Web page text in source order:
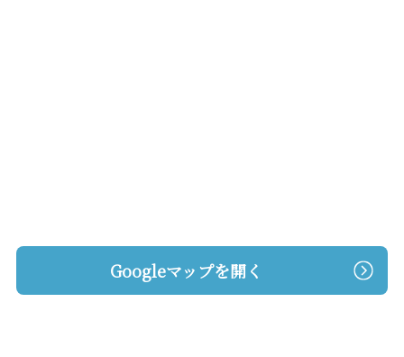
Googleマップを開く